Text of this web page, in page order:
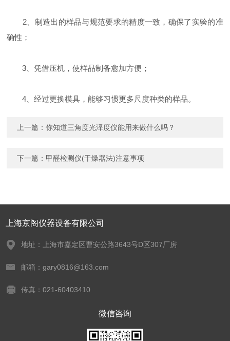
2、制造出的样品与规范要求的精度一致，确保了实验的准
确性；
3、凭借压机，使样品制备愈加方便；
4、经过更换模具，能够习惯更多尺度种类的样品。
上一篇：你知道三角度光泽度仪能用来做什么吗？
下一篇： 甲醛检测仪(干燥器法)注意事项
上海京阁仪器设备有限公司
地址：上海市嘉定区曹安公路3643号D区307厂房
邮箱：gary0816@163.com
传真：021-60403410
微信咨询